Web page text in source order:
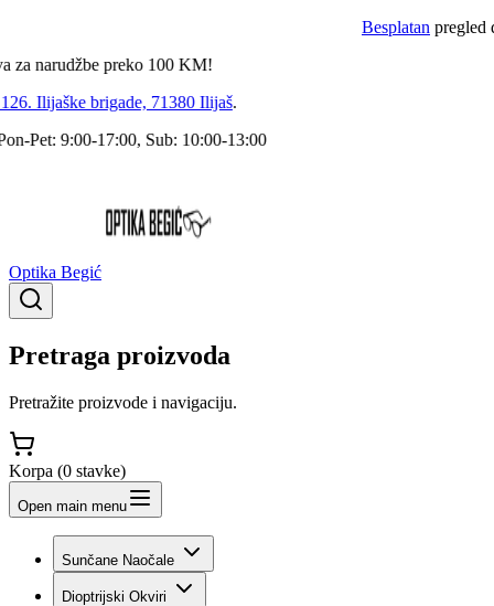
Besplatan pregled
preko 100KM!
Ilijaške brigade, 71380 Ilijaš.
9:00-17:00, Sub: 10:00-13:00
Optika Begić
Pretraga proizvoda
Pretražite proizvode i navigaciju.
Korpa (0 stavke)
Open main menu
Sunčane Naočale
Dioptrijski Okviri